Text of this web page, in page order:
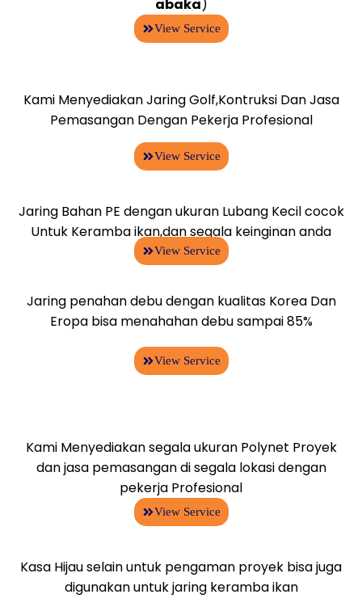
abaka)
View Service
Kami Menyediakan Jaring Golf,Kontruksi Dan Jasa
Pemasangan Dengan Pekerja Profesional
View Service
Jaring Bahan PE dengan ukuran Lubang Kecil cocok
Untuk Keramba ikan,dan segala keinginan anda
View Service
Jaring penahan debu dengan kualitas Korea Dan
Eropa bisa menahahan debu sampai 85%
View Service
Kami Menyediakan segala ukuran Polynet Proyek
dan jasa pemasangan di segala lokasi dengan
pekerja Profesional
View Service
Kasa Hijau selain untuk pengaman proyek bisa juga
digunakan untuk jaring keramba ikan